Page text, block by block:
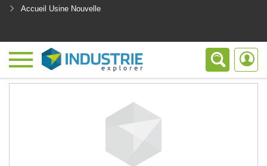
Accueil Usine Nouvelle